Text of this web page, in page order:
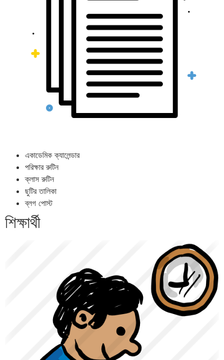
একাডেমিক ক্যালেন্ডার
পরিক্ষার রুটিন
ক্লাস রুটিন
ছুটির তালিকা
ব্লগ পোস্ট
শিক্ষার্থী